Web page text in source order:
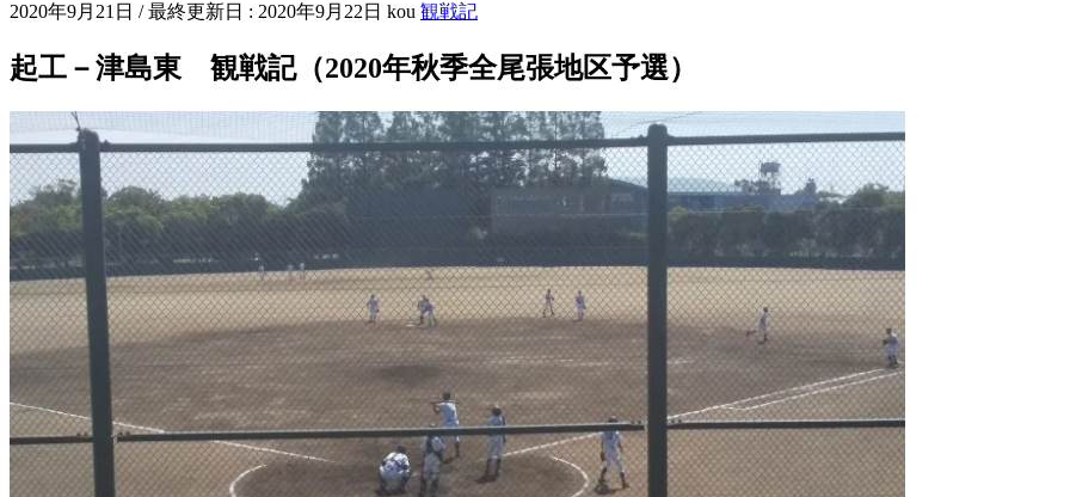
2020年9月21日 / 最終更新日 : 2020年9月22日 kou 観戦記
起工－津島東 観戦記（2020年秋季全尾張地区予選）